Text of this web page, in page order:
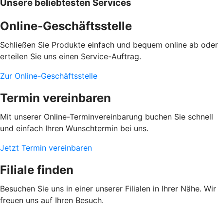
Unsere beliebtesten Services
Online-Geschäftsstelle
Schließen Sie Produkte einfach und bequem online ab oder
erteilen Sie uns einen Service-Auftrag.
Zur Online-Geschäftsstelle
Termin vereinbaren
Mit unserer Online-Terminvereinbarung buchen Sie schnell
und einfach Ihren Wunschtermin bei uns.
Jetzt Termin vereinbaren
Filiale finden
Besuchen Sie uns in einer unserer Filialen in Ihrer Nähe. Wir
freuen uns auf Ihren Besuch.